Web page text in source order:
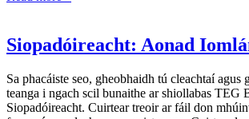
Siopadóireacht: Aonad
Sa phacáiste seo, gheobhaidh tú cleachtaí agus
teanga i ngach scil bunaithe ar shiollabas TEG
Siopadóireacht. Cuirtear treoir ar fáil don